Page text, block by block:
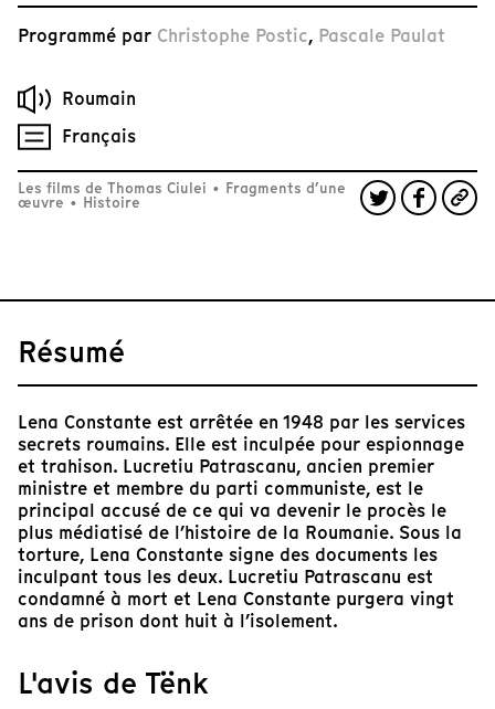
Programmé par Christophe Postic, Pascale Paulat
Roumain
Français
Les films de Thomas Ciulei • Fragments d’une
œuvre • Histoire
Résumé
Lena Constante est arrêtée en 1948 par les services
secrets roumains. Elle est inculpée pour espionnage
et trahison. Lucretiu Patrascanu, ancien premier
ministre et membre du parti communiste, est le
principal accusé de ce qui va devenir le procès le
plus médiatisé de l’histoire de la Roumanie. Sous la
torture, Lena Constante signe des documents les
inculpant tous les deux. Lucretiu Patrascanu est
condamné à mort et Lena Constante purgera vingt
ans de prison dont huit à l’isolement.
L'avis de Tënk